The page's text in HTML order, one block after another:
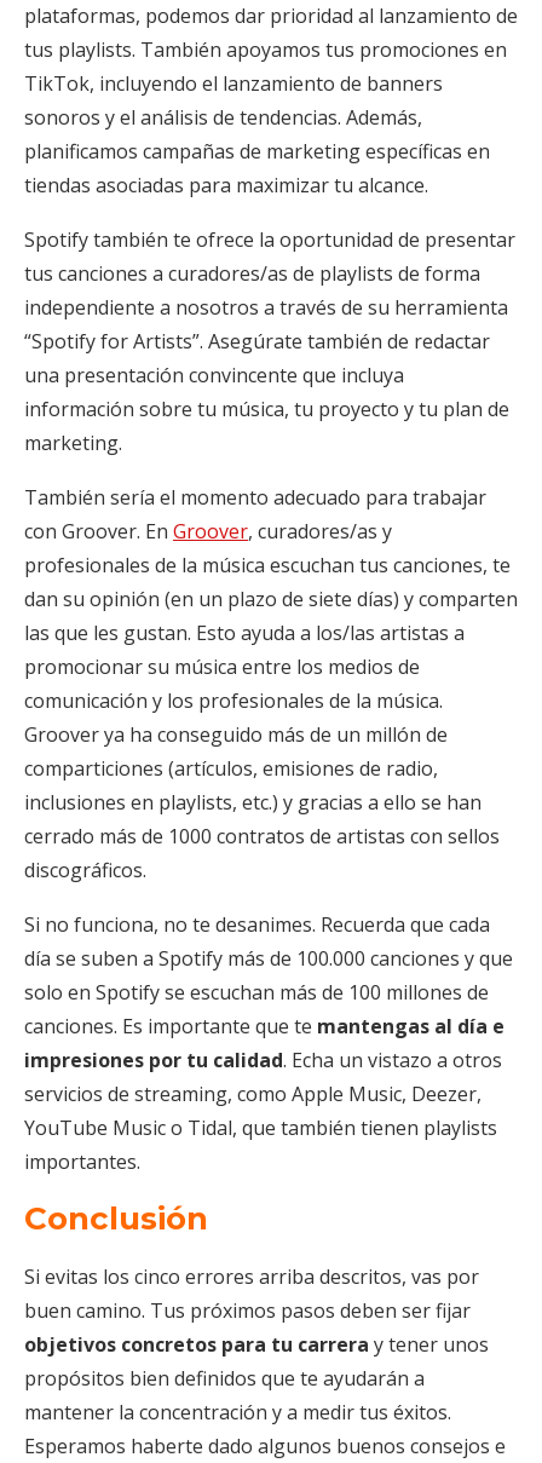
plataformas, podemos dar prioridad al lanzamiento de
tus playlists. También apoyamos tus promociones en
TikTok, incluyendo el lanzamiento de banners
sonoros y el análisis de tendencias. Además,
planificamos campañas de marketing específicas en
tiendas asociadas para maximizar tu alcance.
Spotify también te ofrece la oportunidad de presentar
tus canciones a curadores/as de playlists de forma
independiente a nosotros a través de su herramienta
“Spotify for Artists”. Asegúrate también de redactar
una presentación convincente que incluya
información sobre tu música, tu proyecto y tu plan de
marketing.
También sería el momento adecuado para trabajar
con Groover. En Groover, curadores/as y
profesionales de la música escuchan tus canciones, te
dan su opinión (en un plazo de siete días) y comparten
las que les gustan. Esto ayuda a los/las artistas a
promocionar su música entre los medios de
comunicación y los profesionales de la música.
Groover ya ha conseguido más de un millón de
comparticiones (artículos, emisiones de radio,
inclusiones en playlists, etc.) y gracias a ello se han
cerrado más de 1000 contratos de artistas con sellos
discográficos.
Si no funciona, no te desanimes. Recuerda que cada
día se suben a Spotify más de 100.000 canciones y que
solo en Spotify se escuchan más de 100 millones de
canciones. Es importante que te mantengas al día e
impresiones por tu calidad. Echa un vistazo a otros
servicios de streaming, como Apple Music, Deezer,
YouTube Music o Tidal, que también tienen playlists
importantes.
Conclusión
Si evitas los cinco errores arriba descritos, vas por
buen camino. Tus próximos pasos deben ser fijar
objetivos concretos para tu carrera y tener unos
propósitos bien definidos que te ayudarán a
mantener la concentración y a medir tus éxitos.
Esperamos haberte dado algunos buenos consejos e